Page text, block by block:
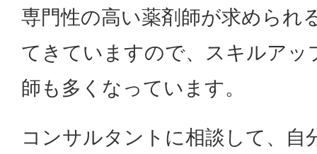
専門性の高い薬剤師が求められ
てきていますので、スキルアッ
師も多くなっています。
コンサルタントに相談して、自